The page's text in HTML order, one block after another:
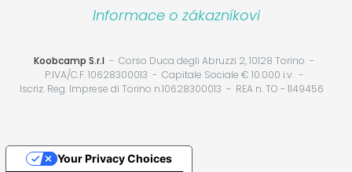
Informace o zákazníkovi
Koobcamp S.r.l
Corso Duca degli Abruzzi 2, 10128 Torino
P.IVA/C.F. 10628300013
Capitale Sociale € 10.000 i.v.
Iscriz. Reg. Imprese di Torino n.10628300013
REA n. TO - 1149456
Your Privacy Choices